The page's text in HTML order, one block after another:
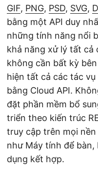
GIF, PNG, PSD, SVG,
bằng một API duy
những tính năng nổi
khả năng xử lý tất cả
không cần bất kỳ
hiện tất cả các tác
bằng Cloud API.
đặt phần mềm bổ
triển theo kiến trúc
truy cập trên mọi
như Máy tính để bàn,
dụng kết hợp.